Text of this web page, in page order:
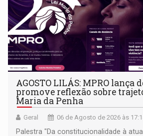
AGOSTO LILÁS: MPRO lança
promove reflexão sobre
Maria da Penha
Geral 06 de Agosto de 2026 às
Palestra "Da constitucionalidade à